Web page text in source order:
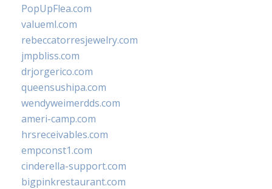
PopUpFlea.com
valueml.com
rebeccatorresjewelry.com
jmpbliss.com
drjorgerico.com
queensushipa.com
wendyweimerdds.com
ameri-camp.com
hrsreceivables.com
empconst1.com
cinderella-support.com
bigpinkrestaurant.com